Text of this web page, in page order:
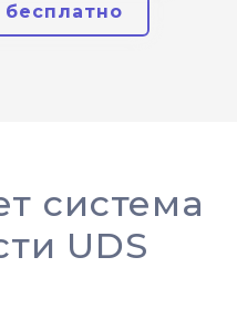
система
UDS